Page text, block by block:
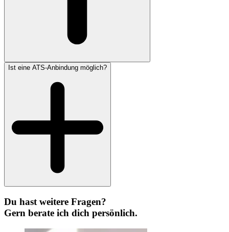
Ist eine ATS-Anbindung möglich?
Du hast weitere Fragen?
Gern berate ich dich persönlich.